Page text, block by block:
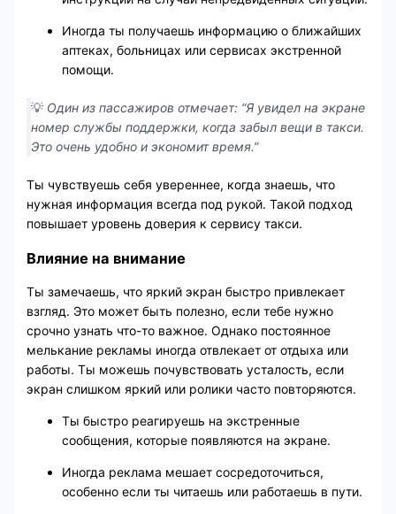
Иногда ты получаешь информацию о ближайших
аптеках, больницах или сервисах экстренной
помощи.
💡 Один из пассажиров отмечает: “Я увидел на экране
номер службы поддержки, когда забыл вещи в такси.
Это очень удобно и экономит время.”
Ты чувствуешь себя увереннее, когда знаешь, что
нужная информация всегда под рукой. Такой подход
повышает уровень доверия к сервису такси.
Влияние на внимание
Ты замечаешь, что яркий экран быстро привлекает
взгляд. Это может быть полезно, если тебе нужно
срочно узнать что-то важное. Однако постоянное
мелькание рекламы иногда отвлекает от отдыха или
работы. Ты можешь почувствовать усталость, если
экран слишком яркий или ролики часто повторяются.
Ты быстро реагируешь на экстренные
сообщения, которые появляются на экране.
Иногда реклама мешает сосредоточиться,
особенно если ты читаешь или работаешь в пути.